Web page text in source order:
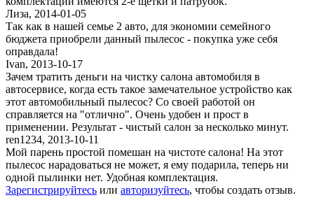
Лиза, 2014-01-05
Так как в нашей семье 2 авто, для экономии семейного
бюджета приобрели данный пылесос - покупка уже себя
оправдала!
Ivan, 2013-10-17
Зачем тратить деньги на чистку салона автомобиля в
автосервисе, когда есть такое замечательное устройство как
этот автомобильный пылесос? Со своей работой он
справляется на "отлично". Очень удобен и прост в
применении. Результат - чистый салон за несколько минут.
ren1234, 2013-10-11
Мой парень простой помешан на чистоте салона! На этот
пылесос нарадоваться не может, я ему подарила, теперь ни
одной пылинки нет. Удобная комплектация.
Зарегистрируйтесь или авторизуйтесь, чтобы создать отзыв.